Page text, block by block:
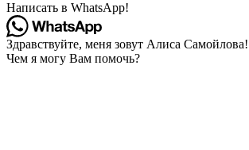
Написать в WhatsApp!
Здравствуйте, меня зовут Алиса Самойлова!
Чем я могу Вам помочь?